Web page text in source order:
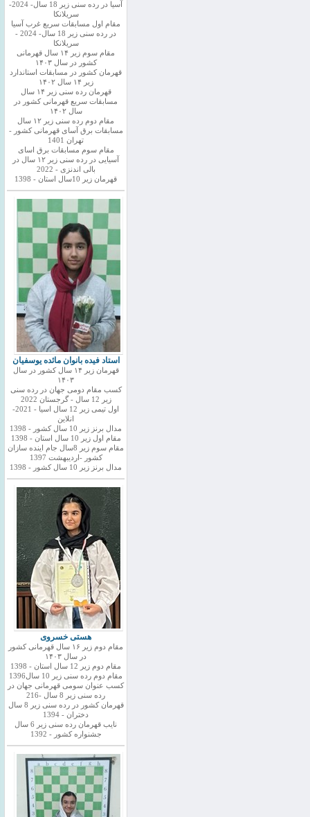
آسیا در رده سنی زیر 18 سال- 2024-
سریلانکا
مقام اول مسابقات سریع غرب آسیا
در رده سنی زیر 18 سال- 2024 -
سریلانکا
مقام سوم زیر ۱۴ سال قهرمانی
کشور در سال ۱۴۰۳
قهرمان کشور در مسابقات استاندارد
زیر ۱۴ سال ۱۴۰۲
قهرمان رده سنی زیر ۱۴ سال
مسابقات سریع قهرمانی کشور در
سال ۱۴۰۲
مقام دوم رده سنی زیر ۱۲ سال
مسابقات برق آسای قهرمانی کشور -
تهران 1401
مقام سوم مسابقات برق اسای
آسیایی در رده سنی زیر ۱۲ سال در
بالی اندنزی - 2022
قهرمان زیر 10سال استان - 1398
استاد فیده بانوان مائده یوسفیان
قهرمان زیر ۱۴ سال کشور در سال
۱۴۰۳
کسب مقام دومی جهان در رده سنی
زیر 12 سال - گرجستان 2022
اول تیمی زیر 12 سال اسیا - 2021-
انلاین
مدال برنز زیر 10 سال کشور - 1398
مقام اول زیر 10 سال استان - 1398
مقام سوم زیر 8سال جام اینده سازان
کشور -اردیبهشت 1397
مدال برنز زیر 10 سال کشور - 1398
هستی خسروی
مقام دوم زیر ۱۶ سال قهرمانی کشور
در سال ۱۴۰۳
مقام دوم زیر 12 سال استان - 1398
مقام دوم رده سنی زیر 10 سال1396
کسب عنوان سومی قهرمانی جهان در
رده سنی زیر 8 سال -216
قهرمان کشور در رده سنی زیر 8 سال
دختران - 1394
نایب قهرمان رده سنی زیر 6 سال
جشنواره کشور - 1392